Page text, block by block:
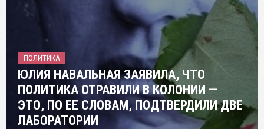
ПОЛИТИКА
ЮЛИЯ НАВАЛЬНАЯ ЗАЯВИЛА, ЧТО
ПОЛИТИКА ОТРАВИЛИ В КОЛОНИИ —
ЭТО, ПО ЕЕ СЛОВАМ, ПОДТВЕРДИЛИ ДВЕ
ЛАБОРАТОРИИ